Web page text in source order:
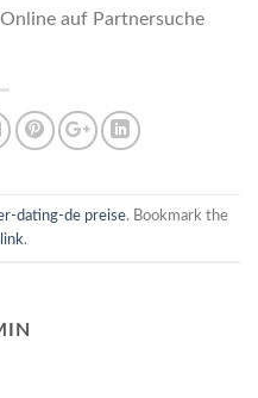
auf Partnersuche
dating-de preise. Bookmark the
.